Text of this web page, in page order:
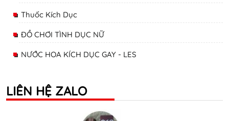
Thuốc Kích Dục
ĐỒ CHƠI TÌNH DỤC NỮ
NƯỚC HOA KÍCH DỤC GAY - LES
LIÊN HỆ ZALO